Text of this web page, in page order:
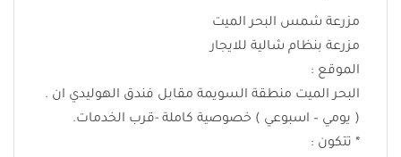
مزرعة شمس البحر الميت
مزرعة بنظام شالية للايجار
الموقع :
البحر الميت منطقة السويمة مقابل فندق الهوليدي ان .
( يومي – اسبوعي ) خصوصية كاملة -قرب الخدمات.
* تتكون :